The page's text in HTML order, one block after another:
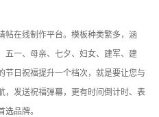
帖在线制作平台。模板种类繁多，涵
五一、母亲、七夕、妇女、建军、建
节日祝福提升一个档次，就是要让您与
，发送祝福弹幕，更有时间倒计时、表
品牌。